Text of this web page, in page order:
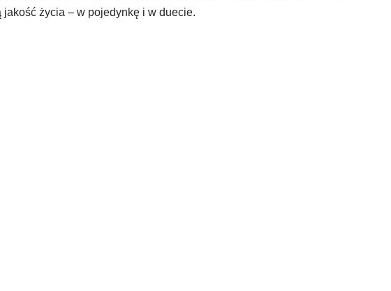
życia – w pojedynkę i w duecie.